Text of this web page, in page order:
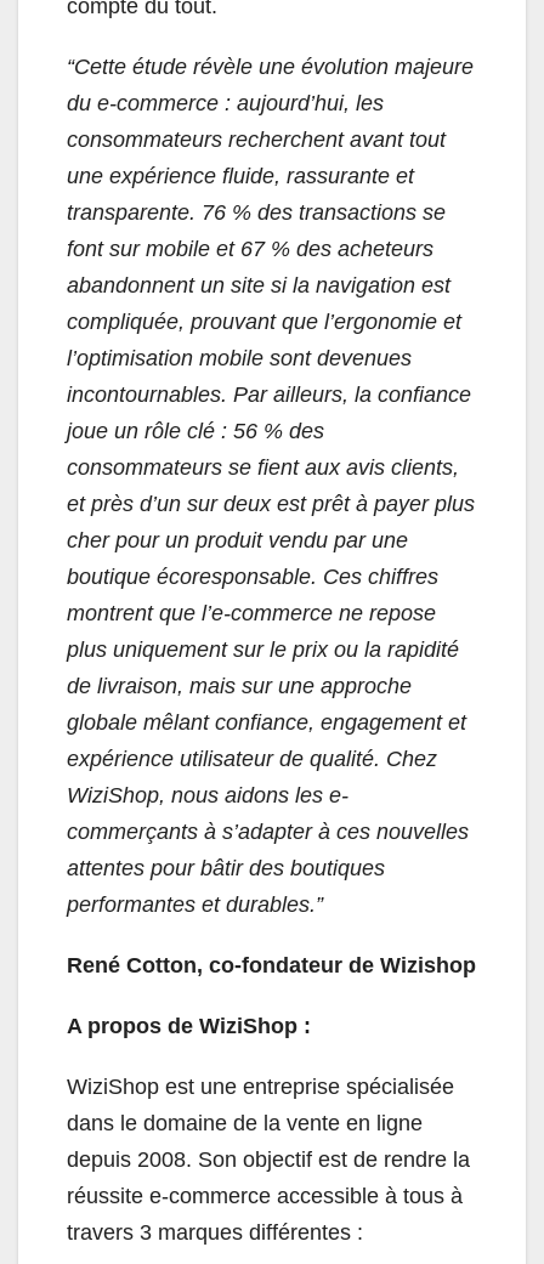
compte du tout.
“Cette étude révèle une évolution majeure
du e-commerce : aujourd’hui, les
consommateurs recherchent avant tout
une expérience fluide, rassurante et
transparente. 76 % des transactions se
font sur mobile et 67 % des acheteurs
abandonnent un site si la navigation est
compliquée, prouvant que l’ergonomie et
l’optimisation mobile sont devenues
incontournables. Par ailleurs, la confiance
joue un rôle clé : 56 % des
consommateurs se fient aux avis clients,
et près d’un sur deux est prêt à payer plus
cher pour un produit vendu par une
boutique écoresponsable. Ces chiffres
montrent que l’e-commerce ne repose
plus uniquement sur le prix ou la rapidité
de livraison, mais sur une approche
globale mêlant confiance, engagement et
expérience utilisateur de qualité. Chez
WiziShop, nous aidons les e-
commerçants à s’adapter à ces nouvelles
attentes pour bâtir des boutiques
performantes et durables.”
René Cotton, co-fondateur de Wizishop
A propos de WiziShop :
WiziShop est une entreprise spécialisée
dans le domaine de la vente en ligne
depuis 2008. Son objectif est de rendre la
réussite e-commerce accessible à tous à
travers 3 marques différentes :